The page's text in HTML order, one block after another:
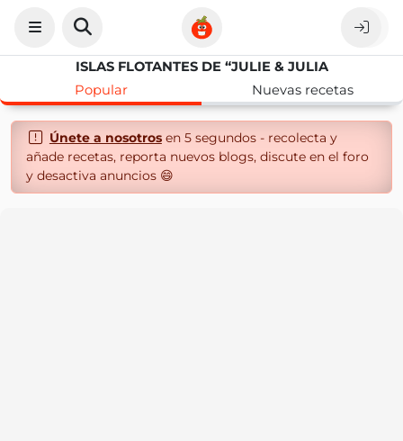
ISLAS FLOTANTES DE “JULIE & JULIA
Popular
Nuevas recetas
Únete a nosotrosen 5 segundos - recolecta y
añade recetas, reporta nuevos blogs, discute en el foro
y desactiva anuncios 😄